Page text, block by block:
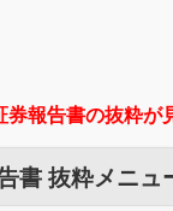
券報告書の抜粋が
書 抜粋メニュ